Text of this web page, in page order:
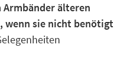
älteren
wenn sie nicht benötigt